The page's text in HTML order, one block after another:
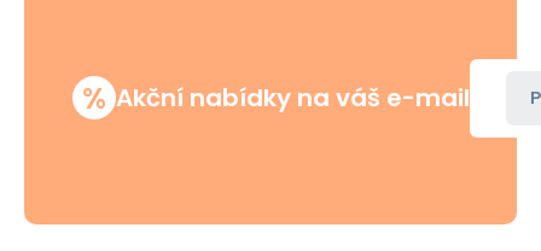
% Akční nabídky na váš e-mail